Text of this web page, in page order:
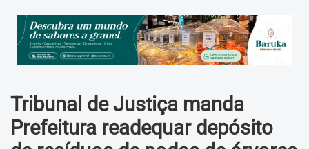
Tribunal de Justiça manda
Prefeitura readequar depósito